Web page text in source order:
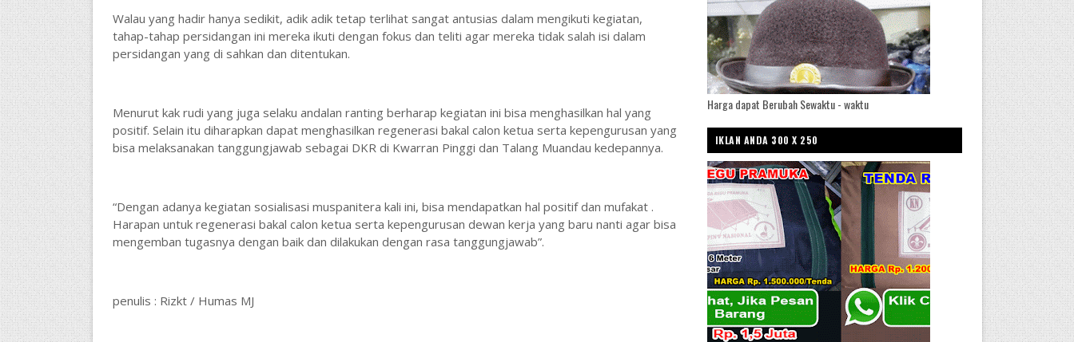
Walau yang hadir hanya sedikit, adik adik tetap terlihat sangat antusias dalam mengikuti kegiatan,
tahap-tahap persidangan ini mereka ikuti dengan fokus dan teliti agar mereka tidak salah isi dalam
persidangan yang di sahkan dan ditentukan.
Menurut kak rudi yang juga selaku andalan ranting berharap kegiatan ini bisa menghasilkan hal yang
positif. Selain itu diharapkan dapat menghasilkan regenerasi bakal calon ketua serta kepengurusan yang
bisa melaksanakan tanggungjawab sebagai DKR di Kwarran Pinggi dan Talang Muandau kedepannya.
“Dengan adanya kegiatan sosialisasi muspanitera kali ini, bisa mendapatkan hal positif dan mufakat .
Harapan untuk regenerasi bakal calon ketua serta kepengurusan dewan kerja yang baru nanti agar bisa
mengemban tugasnya dengan baik dan dilakukan dengan rasa tanggungjawab”.
penulis : Rizkt / Humas MJ
Harga dapat Berubah Sewaktu - waktu
IKLAN ANDA 300 X 250